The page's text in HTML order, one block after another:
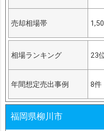
売却相場帯
相場ランキング 23
年間想定売出事例 8件
福岡県柳川市